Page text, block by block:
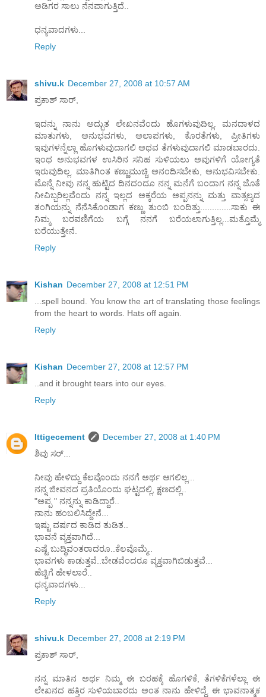
ಅಡಿಗರ ಸಾಲು ನೆನಪಾಗುತ್ತಿದೆ..
ಧನ್ಯವಾದಗಳು...
Reply
shivu.k December 27, 2008 at 10:57 AM
ಪ್ರಕಾಶ್ ಸಾರ್,
ಇದನ್ನು ನಾನು ಅದ್ಭುತ ಲೇಖನವೆಂದು ಹೊಗಳುವುದಿಲ್ಲ. ಮನದಾಳದ
ಮಾತುಗಳು, ಅನುಭವಗಳು, ಅಲಾಪಗಳು, ಕೊರತೆಗಳು, ಪ್ರೀತಿಗಳು
ಇವುಗಳನ್ನೆಲ್ಲಾ ಹೊಗಳುವುದಾಗಲಿ ಅಥವ ತೆಗಳುವುದಾಗಲಿ ಮಾಡಬಾರದು.
ಇಂಥ ಅನುಭವಗಳ ಉಸಿರಿನ ಸನಿಹ ಸುಳಿಯಲು ಅವುಗಳಿಗೆ ಯೋಗ್ಯತೆ
ಇರುವುದಿಲ್ಲ. ಮಾತಿಗಿಂತ ಕಣ್ಣುಮುಚ್ಚಿ ಅನಂದಿಸಬೇಕು, ಅನುಭವಿಸಬೇಕು.
ಮೊನ್ನೆ ನೀವು ನನ್ನ ಹುಟ್ಟಿದ ದಿನದಂದೂ ನನ್ನ ಮನೆಗೆ ಬಂದಾಗ ನನ್ನ ಜೊತೆ
ನೀವಿಬ್ಬರಿಲ್ಲವೆಂದು ನನ್ನ ಇಲ್ಲದ ಅಕ್ಕರೆಯ ಅಪ್ಪನನ್ನು ಮತ್ತು ವಾತ್ಸಲ್ಯದ
ತಂಗಿಯನ್ನು ನೆನೆಸಿಕೊಂಡಾಗ ಕಣ್ಣು ತುಂಬಿ ಬಂದಿತ್ತು.............ಸಾಕು ಈ
ನಿಮ್ಮ ಬರವಣಿಗೆಯ ಬಗ್ಗೆ ನನಗೆ ಬರೆಯಲಾಗುತ್ತಿಲ್ಲ...ಮತ್ತೊಮ್ಮೆ
ಬರೆಯುತ್ತೇನೆ.
Reply
Kishan December 27, 2008 at 12:51 PM
...spell bound. You know the art of translating those feelings
from the heart to words. Hats off again.
Reply
Kishan December 27, 2008 at 12:57 PM
..and it brought tears into our eyes.
Reply
Ittigecement
December 27, 2008 at 1:40 PM
ಶಿವು ಸರ್...
ನೀವು ಹೇಳಿದ್ದು ಕೆಲವೊಂದು ನನಗೆ ಅರ್ಥ ಆಗಲಿಲ್ಲ...
ನನ್ನ ಜೀವನದ ಪ್ರತಿಯೊಂದು ಘಟ್ಟದಲ್ಲಿ, ಕ್ಷಣದಲ್ಲಿ..
"ಅಪ್ಪ " ನನ್ನನ್ನು ಕಾಡಿದ್ದಾರೆ..
ನಾನು ಹಂಬಲಿಸಿದ್ದೇನೆ...
ಇಷ್ಟು ವರ್ಷದ ಕಾಡಿದ ತುಡಿತ..
ಭಾವನೆ ವ್ಯಕ್ತವಾಗಿದೆ...
ಎಷ್ಟೆ ಬುದ್ಧಿವಂತರಾದರೂ..ಕೆಲವೊಮ್ಮೆ..
ಭಾವಗಳು ಕಾಡುತ್ತವೆ..ಬೇಡವೆಂದರೂ ವ್ಯಕ್ತವಾಗಿಬಿಡುತ್ತವೆ...
ಹೆಚ್ಚಿಗೆ ಹೇಳಲಾರೆ..
ಧನ್ಯವಾದಗಳು...
Reply
shivu.k December 27, 2008 at 2:19 PM
ಪ್ರಕಾಶ್ ಸಾರ್,
ನನ್ನ ಮಾತಿನ ಅರ್ಥ ನಿಮ್ಮ ಈ ಬರಹಕ್ಕೆ ಹೊಗಳಿಕೆ, ತೆಗಳಿಕೆಗಳೆಲ್ಲಾ ಈ
ಲೇಖನದ ಹತ್ತಿರ ಸುಳಿಯಬಾರದು ಅಂತ ನಾನು ಹೇಳಿದ್ದೆ. ಈ ಭಾವನಾತ್ಮಕ